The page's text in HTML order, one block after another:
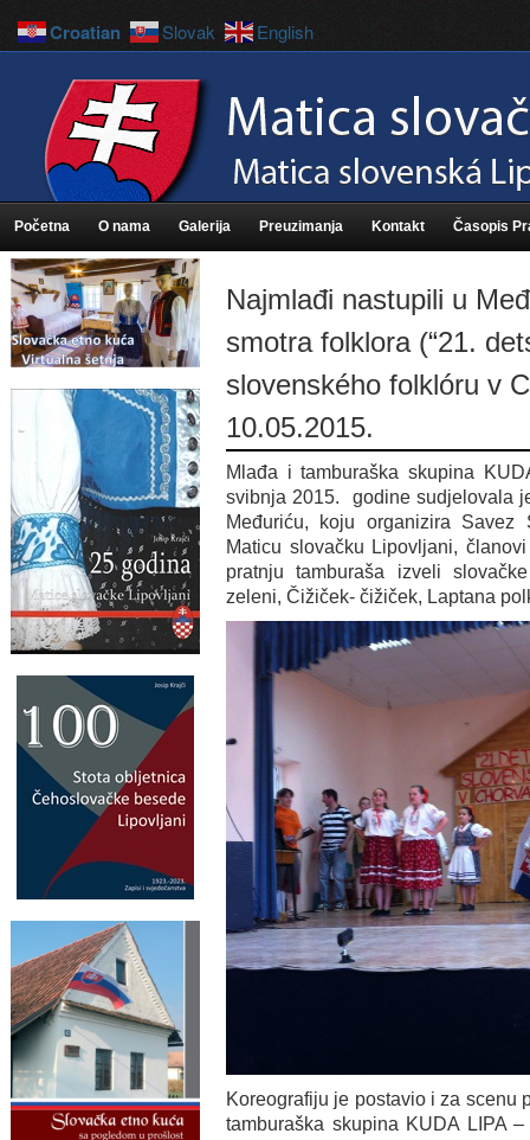
Početna O nama Galerija Preuzimanja Kontakt Časopis
Najmlađi nastupili u
smotra folklora (“21.
slovenského folklóru v
10.05.2015.
Mlađa i tamburaška skupina
svibnja 2015. godine sudjelovala
Međuriću, koju organizira
Maticu slovačku Lipovljani,
pratnju tamburaša izveli
zeleni, Čižiček- čižiček, Laptana
Koreografiju je postavio i za scenu
tamburaška skupina KUDA LIPA
Croatian Slovak English